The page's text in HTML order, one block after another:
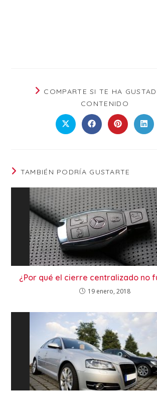
COMPARTE SI TE HA
CONTENIDO
TAMBIÉN PODRÍA GUSTARTE
¿Por qué el cierre centralizado no
19 enero, 2018